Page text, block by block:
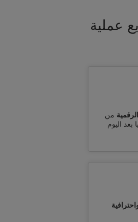
عملية
من
بعد اليوم